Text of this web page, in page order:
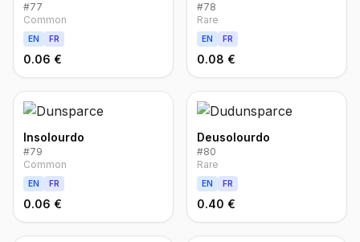
#77
Common
EN FR
0.06 €
#78
Rare
EN FR
0.08 €
Insolourdo
#79
Common
EN FR
0.06 €
Deusolourdo
#80
Rare
EN FR
0.40 €